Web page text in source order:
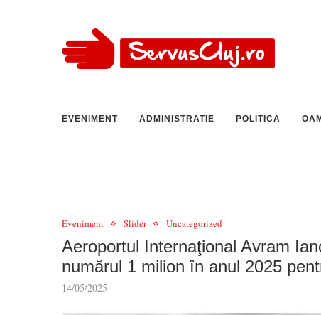
EVENIMENT ADMINISTRATIE POLITICA
Eveniment Slider Uncategorized
Aeroportul Internaţional Avram
numărul 1 milion în anul 2025
14/05/2025